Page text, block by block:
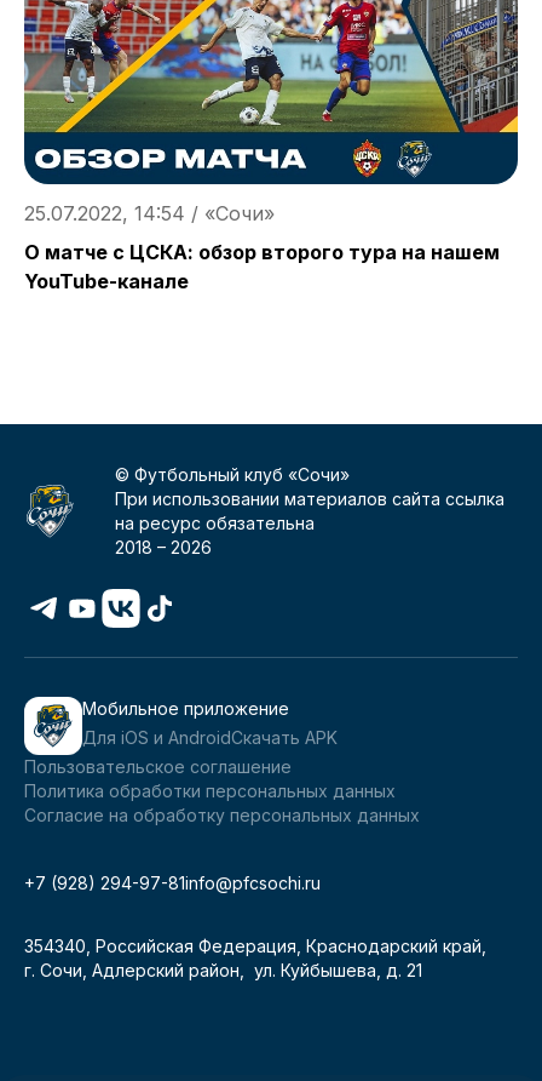
25.07.2022, 14:54 / «Сочи»
О матче с ЦСКА: обзор второго тура на нашем
YouTube-канале
© Футбольный клуб «Сочи»
При использовании материалов сайта ссылка
на ресурс обязательна
2018 –2026
Мобильное приложение
Для iOS и AndroidСкачать APK
Пользовательское соглашение
Политика обработки персональных данных
Согласие на обработку персональных данных
+7 (928) 294-97-81info@pfcsochi.ru
354340, Российская Федерация, Краснодарский край,
г. Сочи, Адлерский район, ул. Куйбышева, д. 21